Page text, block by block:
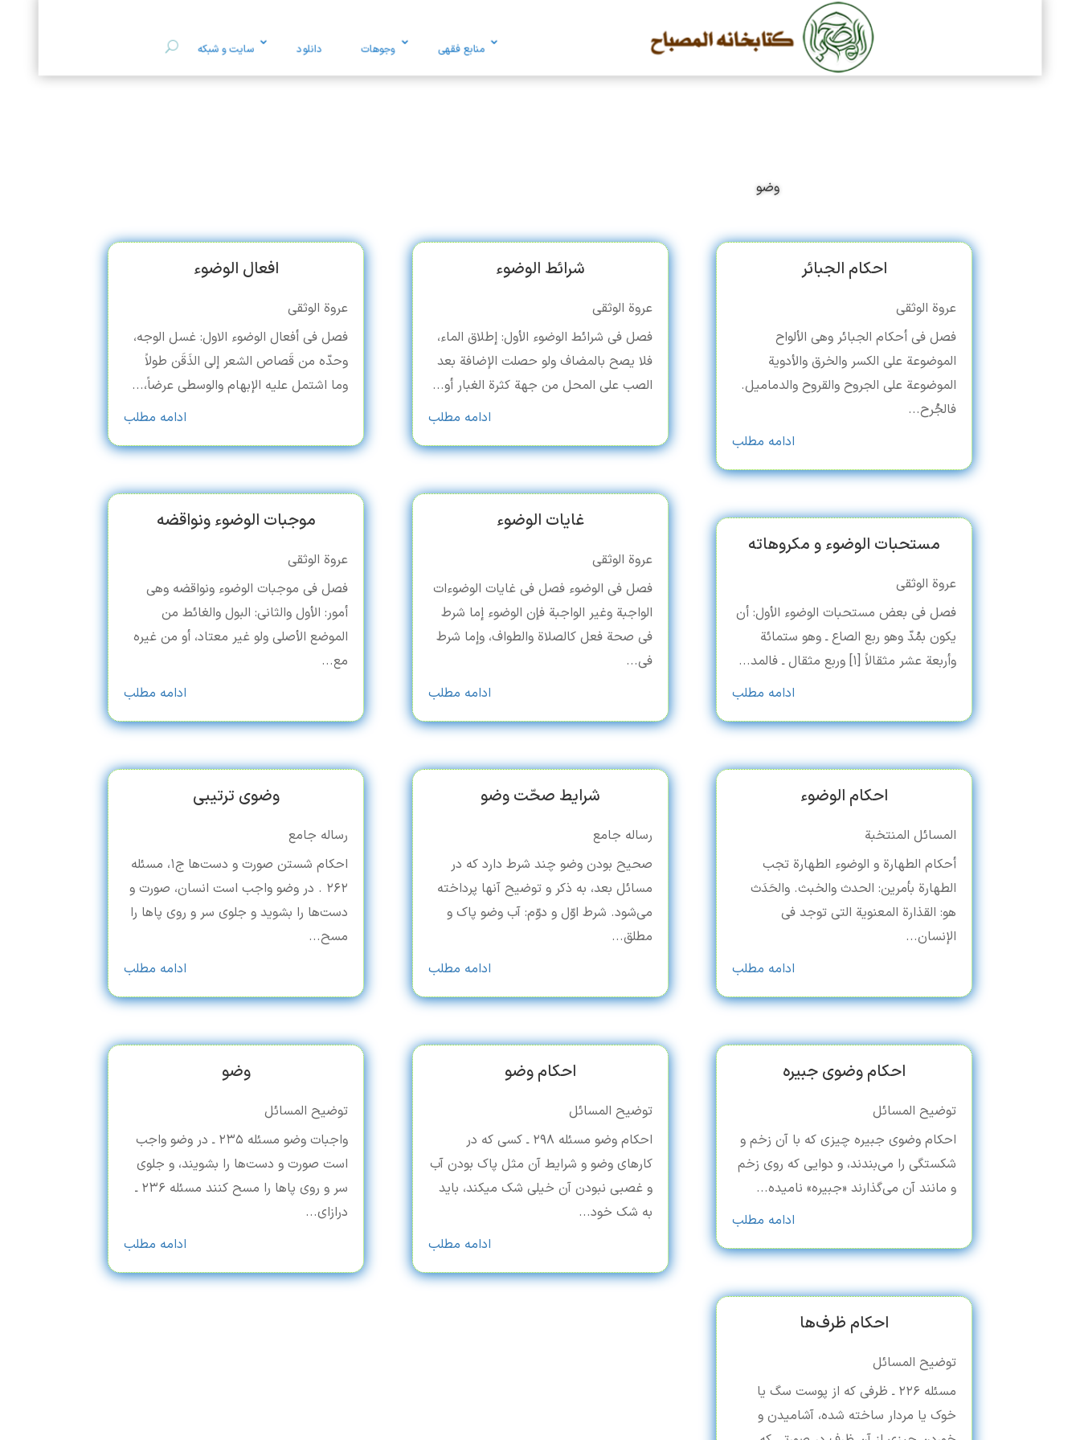
منابع فقهی وجوهات دانلود سایت و شبکه
وضو
احکام الجبائر
عروة الوثقی
فصل فی أحکام الجبائر وهی الألواح
الموضوعة علی الکسر والخرق والأدویة
الموضوعة علی الجروح والقروح والدمامیل.
فالجُرح...
ادامه مطلب
مستحبات الوضوء و مکروهاته
عروة الوثقی
فصل فی بعض مستحبات الوضوء الأول: أن
یکون بمُدّ وهو ربع الصاع ـ وهو ستمائة
وأربعة عشر مثقالاً [۱] وربع مثقال ـ فالمد...
ادامه مطلب
احکام الوضوء
المسائل المنتخبة
أحکام الطهارة و الوضوء الطهارة تجب
الطهارة بأمرین: الحدث والخبث. والحَدَث
هو: القذارة المعنویة التی توجد فی
الإنسان...
ادامه مطلب
احکام وضوی جبیره
توضیح المسائل
احکام وضوی جبیره چیزی که با آن زخم و
شکستگی را می‏‌بندند، و دوایی که روی زخم
و مانند آن می‏‌گذارند «جبیره» نامیده...
ادامه مطلب
احکام ظرف‌ها
توضیح المسائل
مسئله ۲۲۶ ـ ظرفی که از پوست سگ یا
خوک یا مردار ساخته شده، آشامیدن و
شرائط الوضوء
عروة الوثقی
فصل فی شرائط الوضوء الأول: إطلاق الماء،
فلا یصح بالمضاف ولو حصلت الإضافة بعد
الصب علی المحل من جهة کثرة الغبار أو...
ادامه مطلب
غایات الوضوء
عروة الوثقی
فصل فی الوضوء فصل فی غایات الوضوءات
الواجبة وغیر الواجبة فإن الوضوء إما شرط
فی صحة فعل کالصلاة والطواف، وإما شرط
فی...
ادامه مطلب
شرایط صحّت وضو
رساله جامع
صحیح بودن وضو چند شرط دارد که در
مسائل بعد، به ذکر و توضیح آنها پرداخته
می‌شود. شرط اوّل و دوّم: آب وضو پاک و
مطلق...
ادامه مطلب
احکام وضو
توضیح المسائل
احکام وضو مسئله ۲۹۸ ـ کسی که در
کارهای وضو و شرایط آن مثل پاک بودن آب
و غصبی نبودن آن خیلی شک می‏کند، باید
به شک خود...
ادامه مطلب
افعال الوضوء
عروة الوثقی
فصل فی أفعال الوضوء الاول: غسل الوجه،
وحدّه من قَصاص الشعر إلی الذَقَن طولاً
وما اشتمل علیه الإبهام والوسطی عرضاً،...
ادامه مطلب
موجبات الوضوء ونواقضه
عروة الوثقی
فصل فی موجبات الوضوء ونواقضه وهی
أمور: الأول والثانی: البول والغائط من
الموضع الأصلی ولو غیر معتاد، أو من غیره
مع...
ادامه مطلب
وضوی ترتیبی
رساله جامع
احکام شستن صورت و دست‌ها ج۱، مسئله
۲۶۲ . در وضو واجب است انسان، صورت و
دست‌‌ها را بشوید و جلوی سر و روی پاها را
مسح...
ادامه مطلب
وضو
توضیح المسائل
واجبات وضو مسئله ۲۳۵ ـ در وضو واجب
است صورت و دست‌ها را بشویند، و جلوی
سر و روی پاها را مسح کنند مسئله ۲۳۶ ـ
درازای...
ادامه مطلب